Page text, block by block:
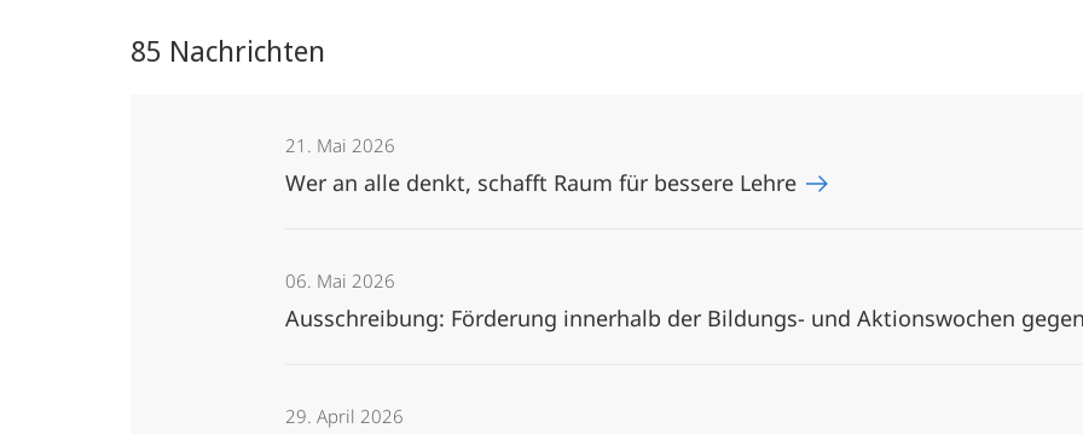
85 Nachrichten
21. Mai 2026
Wer an alle denkt, schafft Raum für bessere Lehre
06. Mai 2026
Ausschreibung: Förderung innerhalb der Bildungs- und Aktionswochen
29. April 2026